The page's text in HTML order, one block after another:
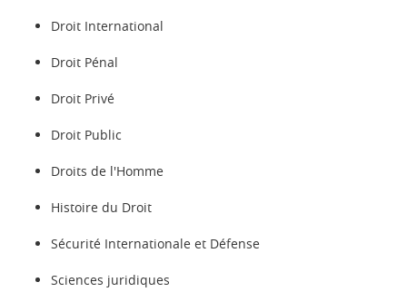
Droit International
Droit Pénal
Droit Privé
Droit Public
Droits de l'Homme
Histoire du Droit
Sécurité Internationale et Défense
Sciences juridiques